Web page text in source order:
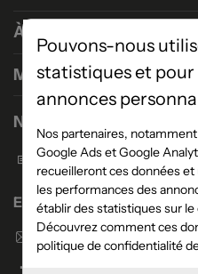
À propos
Magasins
Nous contacter
Formulaire de contact
Enseigne Atlas Home
Envoyer un email
Pouvons-nous
statistiques et pour
annonces
Nos partenaires,
Google Ads et Google
recueilleront ces données
les performances des
établir des statistiques sur
Découvrez comment ces
politique de confidentialité